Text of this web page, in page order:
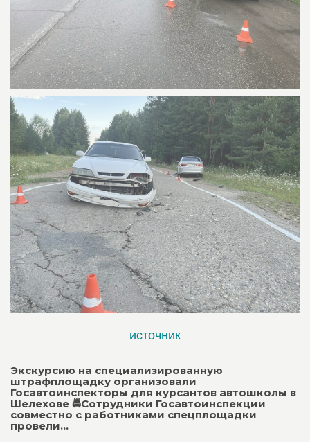
источник
Экскурсию на специализированную
штрафплощадку организовали
Госавтоинспекторы для курсантов автошколы в
Шелехове 🚔Сотрудники Госавтоинспекции
совместно с работниками спецплощадки
провели...